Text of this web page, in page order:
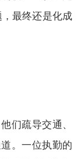
最终还是化成
们疏导交通、
。一位执勤的